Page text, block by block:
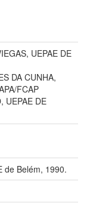
UEPAE DE
DA CUNHA,
FCAP
UEPAE DE
de Belém, 1990.